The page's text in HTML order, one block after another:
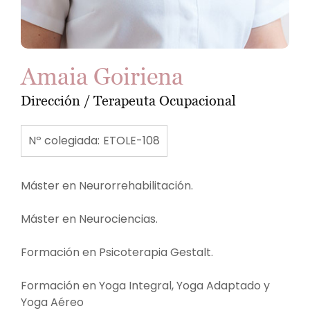
Amaia Goiriena
Dirección / Terapeuta Ocupacional
Nº colegiada: ETOLE-108
Máster en Neurorrehabilitación.
Máster en Neurociencias.
Formación en Psicoterapia Gestalt.
Formación en Yoga Integral, Yoga Adaptado y
Yoga Aéreo